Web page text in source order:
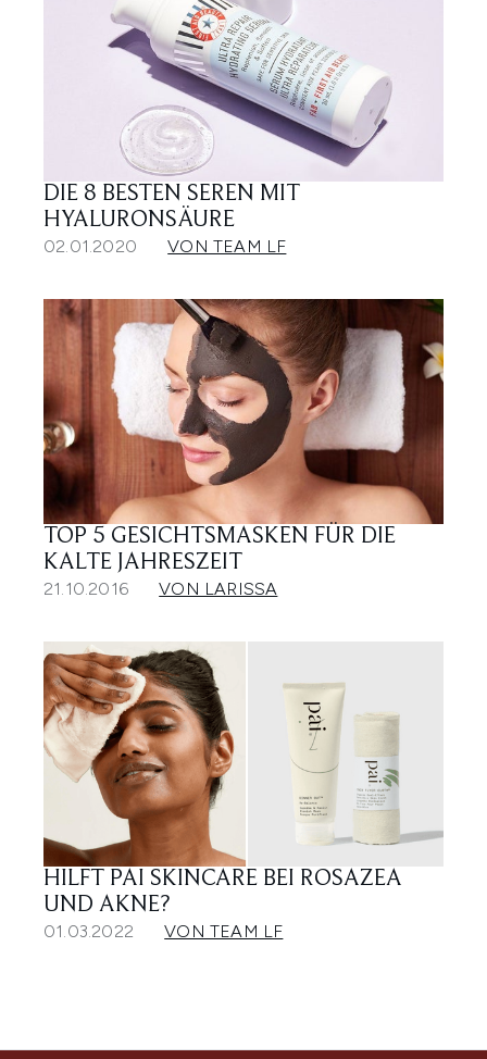
DIE 8 BESTEN SEREN MIT
HYALURONSÄURE
02.01.2020 VON TEAM LF
TOP 5 GESICHTSMASKEN FÜR DIE
KALTE JAHRESZEIT
21.10.2016 VON LARISSA
HILFT PAI SKINCARE BEI ROSAZEA
UND AKNE?
01.03.2022 VON TEAM LF